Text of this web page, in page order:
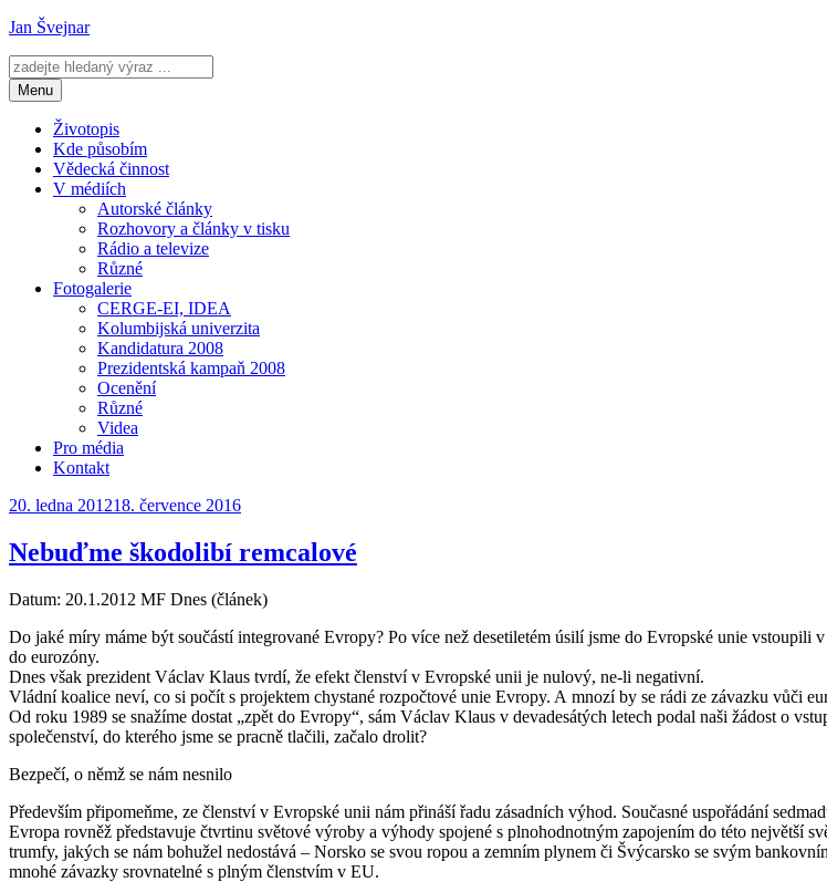
Přejít
obsahu
webu
Jan Švejnar
Menu
Životopis
Kde působím
Vědecká činnost
V médiích
Autorské články
Rozhovory a články v tisku
Rádio a televize
Různé
Fotogalerie
CERGE-EI, IDEA
Kolumbijská univerzita
Kandidatura 2008
Prezidentská kampaň 2008
Ocenění
Různé
Videa
Pro média
Kontakt
Publikováno:
20. ledna 201218. července 2016
Nebuďme škodolibí remcalové
Datum: 20.1.2012 MF Dnes (článek)
Do jaké míry máme být součástí integrované Evropy? Po více než desetiletém úsilí jsme do Evropské unie
do eurozóny.
Dnes však prezident Václav Klaus tvrdí, že efekt členství v Evropské unii je nulový, ne-li negativní.
Vládní koalice neví, co si počít s projektem chystané rozpočtové unie Evropy. A mnozí by se rádi ze závazku vůči
Od roku 1989 se snažíme dostat „zpět do Evropy“, sám Václav Klaus v devadesátých letech podal naši žádost o
společenství, do kterého jsme se pracně tlačili, začalo drolit?
Bezpečí, o němž se nám nesnilo
Především připomeňme, ze členství v Evropské unii nám přináší řadu zásadních výhod. Současné uspořádání
Evropa rovněž představuje čtvrtinu světové výroby a výhody spojené s plnohodnotným zapojením do této největší
trumfy, jakých se nám bohužel nedostává – Norsko se svou ropou a zemním plynem či Švýcarsko se svým
mnohé závazky srovnatelné s plným členstvím v EU.